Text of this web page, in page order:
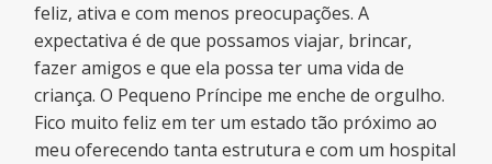
feliz, ativa e com menos preocupações. A
expectativa é de que possamos viajar, brincar,
fazer amigos e que ela possa ter uma vida de
criança. O Pequeno Príncipe me enche de orgulho.
Fico muito feliz em ter um estado tão próximo ao
meu oferecendo tanta estrutura e com um hospital